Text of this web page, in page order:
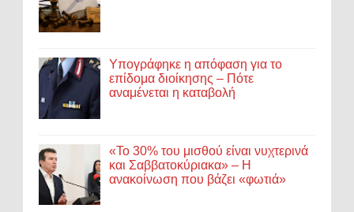
Υπογράφηκε η απόφαση για το
επίδομα διοίκησης – Πότε
αναμένεται η καταβολή
«Το 30% του μισθού είναι νυχτερινά
και Σαββατοκύριακα» – Η
ανακοίνωση που βάζει «φωτιά»